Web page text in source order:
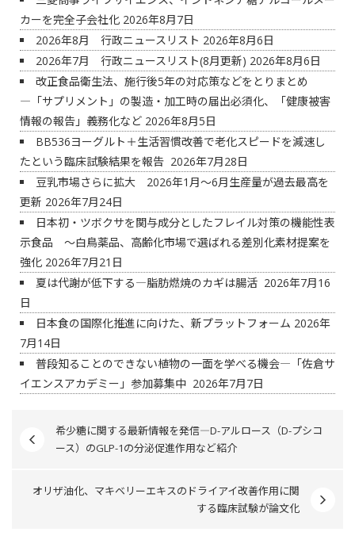
カーを完全子会社化 2026年8月7日
2026年8月 行政ニュースリスト 2026年8月6日
2026年7月 行政ニュースリスト(8月更新) 2026年8月6日
改正食品衛生法、施行後5年の対応策などをとりまとめ
―「サプリメント」の製造・加工時の届出必須化、「健康被害
情報の報告」義務化など 2026年8月5日
BB536ヨーグルト＋生活習慣改善で老化スピードを減速し
たという臨床試験結果を報告 2026年7月28日
豆乳市場さらに拡大 2026年1月～6月生産量が過去最高を
更新 2026年7月24日
日本初・ツボクサを関与成分としたフレイル対策の機能性表
示食品 ～白鳥薬品、高齢化市場で選ばれる差別化素材提案を
強化 2026年7月21日
夏は代謝が低下する―脂肪燃焼のカギは腸活 2026年7月16
日
日本食の国際化推進に向けた、新プラットフォーム 2026年
7月14日
普段知ることのできない植物の一面を学べる機会―「佐倉サ
イエンスアカデミー」参加募集中 2026年7月7日
希少糖に関する最新情報を発信―D-アルロース（D-プシコ
ース）のGLP-1の分泌促進作用など紹介
オリザ油化、マキベリーエキスのドライアイ改善作用に関
する臨床試験が論文化